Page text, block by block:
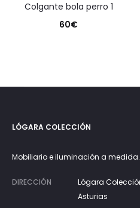
colgante bola perro 1
60€
LÓGARA COLECCIÓN
Mobiliario e iluminación a
DIRECCIÓN
Lógara
Asturias